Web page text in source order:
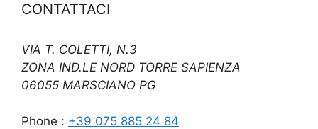
CONTATTACI
VIA T. COLETTI, N.3
ZONA IND.LE NORD TORRE SAPIENZA
06055 MARSCIANO PG
Phone : +39 075 885 24 84